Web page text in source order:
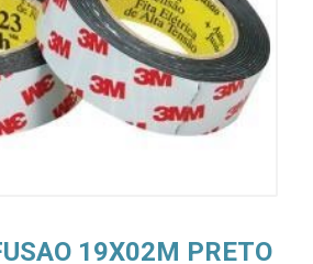
19X02M PRETO